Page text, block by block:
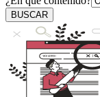
BUSCAR